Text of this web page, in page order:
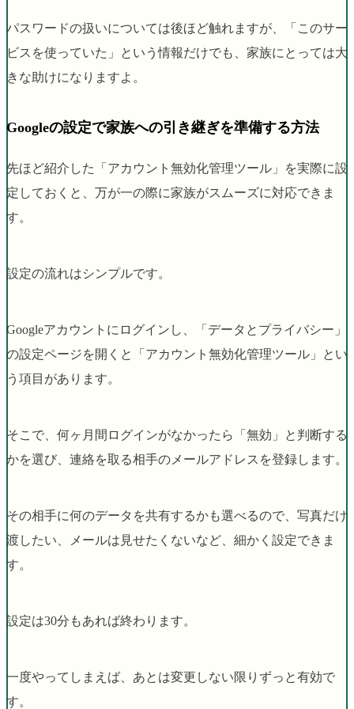
パスワードの扱いについては後ほど触れますが、「このサー
ビスを使っていた」という情報だけでも、家族にとっては大
きな助けになりますよ。
Googleの設定で家族への引き継ぎを準備する方法
先ほど紹介した「アカウント無効化管理ツール」を実際に設
定しておくと、万が一の際に家族がスムーズに対応できま
す。
設定の流れはシンプルです。
Googleアカウントにログインし、「データとプライバシー」
の設定ページを開くと「アカウント無効化管理ツール」とい
う項目があります。
そこで、何ヶ月間ログインがなかったら「無効」と判断する
かを選び、連絡を取る相手のメールアドレスを登録します。
その相手に何のデータを共有するかも選べるので、写真だけ
渡したい、メールは見せたくないなど、細かく設定できま
す。
設定は30分もあれば終わります。
一度やってしまえば、あとは変更しない限りずっと有効で
す。